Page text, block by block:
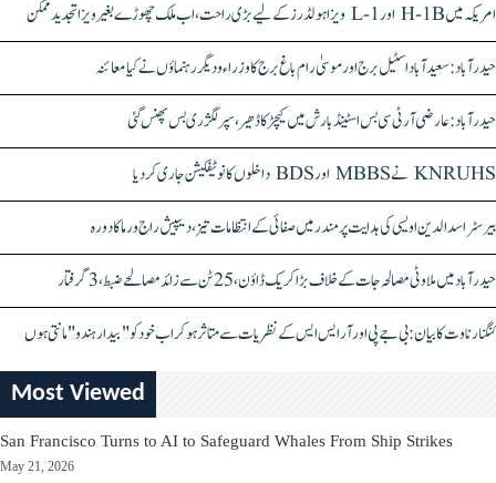
امریکہ میں H-1B اور L-1 ویزا ہولڈرز کے لیے بڑی راحت، اب ملک چھوڑے بغیر ویزا تجدید ممکن
حیدرآباد: سعیدآباد اسٹیل برج اور موسیٰ رام باغ برج کا وزراء و دیگر رہنماؤں نے کیا معائنہ
حیدرآباد: عارضی آر ٹی سی بس اسٹینڈ بارش میں کیچڑ کا ڈھیر، سپر لگژری بس پھنس گئی
KNRUHS نے MBBS اور BDS داخلوں کا نوٹیفکیشن جاری کر دیا
بیرسٹر اسدالدین اویسی کی ہدایت پر مندر میں صفائی کے انتظامات تیز، دیپیش راج ورما کا دورہ
حیدرآباد میں ملاوٹی مصالحہ جات کے خلاف بڑا کریک ڈاؤن، 25 ٹن سے زائد مصالحے ضبط، 3 گرفتار
کنگنا رناوت کا بیان: بی جے پی اور آر ایس ایس کے نظریات سے متاثر ہو کر اب خود کو "بیدار ہندو" مانتی ہوں
Most Viewed
San Francisco Turns to AI to Safeguard Whales From Ship Strikes
May 21, 2026